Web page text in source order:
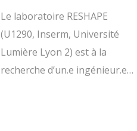
Le laboratoire RESHAPE
(U1290, Inserm, Université
Lumière Lyon 2) est à la
recherche d’un.e ingénieur.e…